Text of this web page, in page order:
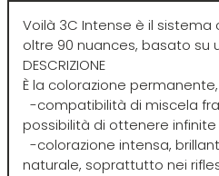
F-G-H
Voilà 3C Intense è il sistema
oltre 90 nuances, basato su
DESCRIZIONE
È la colorazione
-compatibilità di miscela
possibilità di ottenere infinite
-colorazione intensa,
naturale, soprattutto nei